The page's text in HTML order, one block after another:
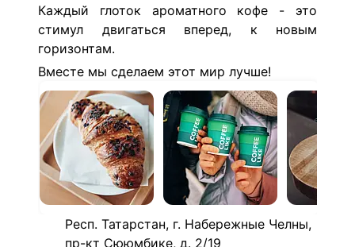
Каждый глоток ароматного кофе - это
стимул двигаться вперед, к новым
горизонтам.
Вместе мы сделаем этот мир лучше!
Респ. Татарстан, г. Набережные Челны,
пр-кт Сююмбике, д. 2/19